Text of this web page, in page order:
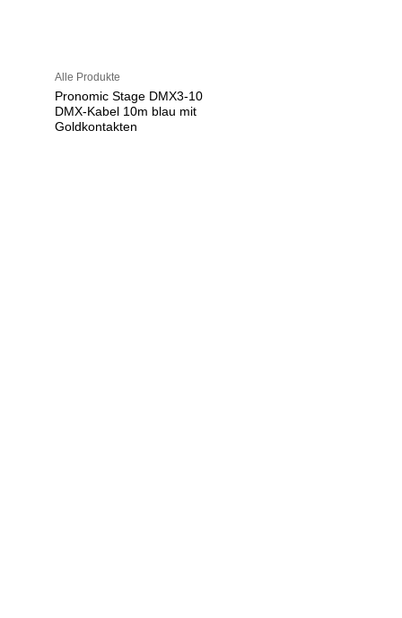
Alle Produkte
Pronomic Stage DMX3-10
DMX-Kabel 10m blau mit
Goldkontakten